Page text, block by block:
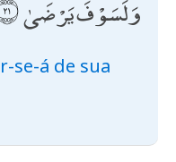
وَلَسَوْفَ يَرْضَىٰ
se-á de sua